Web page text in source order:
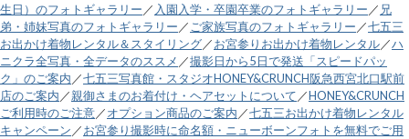
生日）のフォトギャラリー ／ 入園入学・卒園卒業のフォトギャラリー ／ 兄
弟・姉妹写真のフォトギャラリー ／ ご家族写真のフォトギャラリー ／七五三
お出かけ着物レンタル＆スタイリング／お宮参りお出かけ着物レンタル／ハ
ニクラ全写真・全データのススメ ／撮影日から5日で発送「スピードパッ
ク」のご案内 ／七五三写真館・スタジオHONEY&CRUNCH阪急西宮北口駅前
店のご案内 ／親御さまのお着付け・ヘアセットについて ／HONEY&CRUNCH
ご利用時のご注意／オプション商品のご案内 ／七五三お出かけ着物レンタル
キャンペーン ／お宮参り撮影時に命名額・ニューボーンフォトを無料でご用